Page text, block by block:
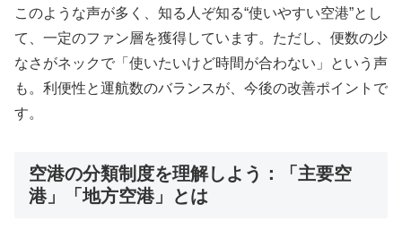
このような声が多く、知る人ぞ知る“使いやすい空港”とし
て、一定のファン層を獲得しています。ただし、便数の少
なさがネックで「使いたいけど時間が合わない」という声
も。利便性と運航数のバランスが、今後の改善ポイントで
す。
空港の分類制度を理解しよう：「主要空
港」「地方空港」とは